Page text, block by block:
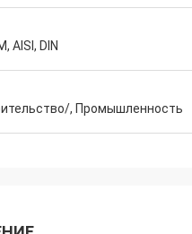
AISI, DIN
, Промышленность